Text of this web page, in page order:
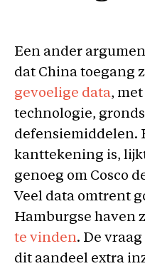
Een ander
dat China toegang
gevoelige data,
technologie,
defensiemiddelen.
kanttekening is,
genoeg om Cosco
Veel data omtrent
Hamburgse haven
te vinden. De
dit aandeel extra